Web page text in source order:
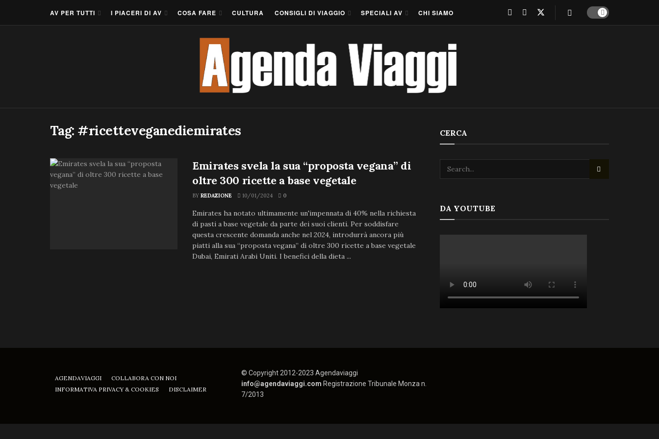
AV PER TUTTI I PIACERI DI AV COSA FARE CULTURA CONSIGLI DI VIAGGIO SPECIALI AV CHI SIAMO
Tag: #ricetteveganediemirates
Emirates svela la sua “proposta vegana” di
oltre 300 ricette a base vegetale
BY REDAZIONE 10/01/2024 0
Emirates ha notato ultimamente un'impennata di 40% nella richiesta
di pasti a base vegetale da parte dei suoi clienti. Per soddisfare
questa crescente domanda anche nel 2024, introdurrà ancora più
piatti alla sua “proposta vegana” di oltre 300 ricette a base vegetale
Dubai, Emirati Arabi Uniti. I benefici della dieta ...
CERCA
DA YOUTUBE
AGENDAVIAGGI
COLLABORA CON NOI
INFORMATIVA PRIVACY & COOKIES
DISCLAIMER
© Copyright 2012-2023 Agendaviaggi
info@agendaviaggi.com Registrazione Tribunale Monza n.
7/2013